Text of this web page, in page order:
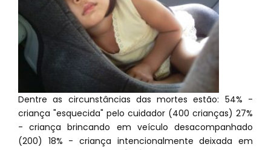
Dentre as circunstâncias das mortes estão: 54% -
criança "esquecida" pelo cuidador (400 crianças) 27%
- criança brincando em veículo desacompanhado
(200) 18% - criança intencionalmente deixada em